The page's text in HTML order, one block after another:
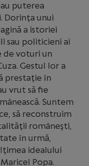
puterea
Dorinţa unui
a istoriei
sau politicieni ai
de voturi un
Gestul lor a
prestaţie în
vrut să fie
Suntem
să reconstruim
româneşti,
în urmă,
idealului
Popa.